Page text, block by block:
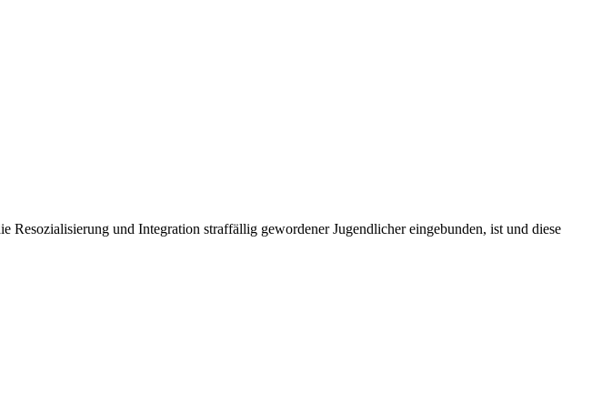
und Integration straffällig gewordener Jugendlicher eingebunden, ist und diese